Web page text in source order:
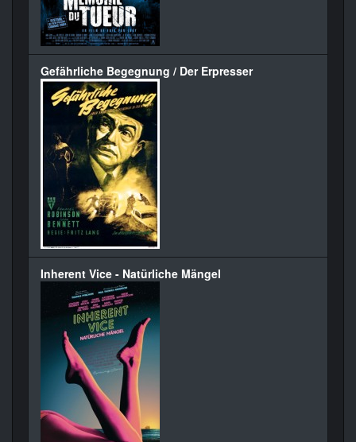
Gefährliche Begegnung / Der Erpresser
Inherent Vice - Natürliche Mängel